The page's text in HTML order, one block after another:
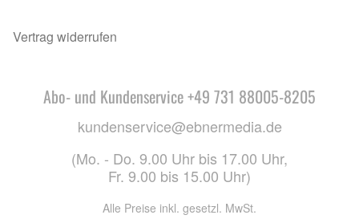
Vertrag widerrufen
Abo- und Kundenservice +49 731 88005-8205
kundenservice@ebnermedia.de
(Mo. - Do. 9.00 Uhr bis 17.00 Uhr,
Fr. 9.00 bis 15.00 Uhr)
Alle Preise inkl. gesetzl. MwSt.